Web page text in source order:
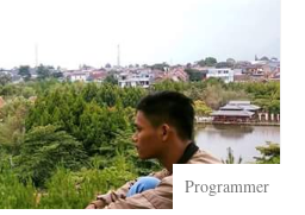
Programmer